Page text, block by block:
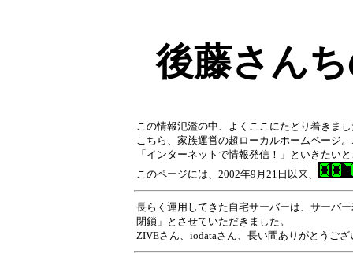
後藤さん
この情報氾濫の中、よくここにたどり着きま
こちら、 家族運営の超ローカルホームページ
「インターネットで情報発信！」といきたい
このページには、2002年9月21日以来、
長らく運用してきた自宅サーバーは、サーバ
閉鎖」とさせていただきました。
ZIVEさん、iodataさん、長い間ありがとうご